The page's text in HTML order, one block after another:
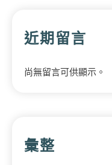
近期留言
尚無留言可供顯示。
彙整